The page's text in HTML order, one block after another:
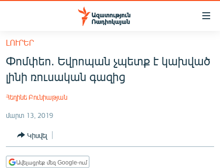
Մատչելիության
հիմնական
բովանդակությանը
Անցնել
հիմնական
մենյուին
ՀԱՅԱՍՏԱՆ
ՔԱՂԱՔԱԿԱՆ
ԸՆՏՐՈՒԹՅՈՒՆՆԵՐ 2026
ԻՐԱՎՈՒՆՔ
ՀԱՍԱՐԱԿՈՒԹՅՈՒՆ
ՏՆՏԵՍՈՒԹՅՈՒՆ
ԼՈՒՐԵՐ
Փոմփեո. Եվրոպան չպետք է կախված
լինի ռուսական գազից
Հեղինե Բունիաթյան
մարտ 13, 2019
Կիսվել
Ավելացրեք մեզ Google-ում